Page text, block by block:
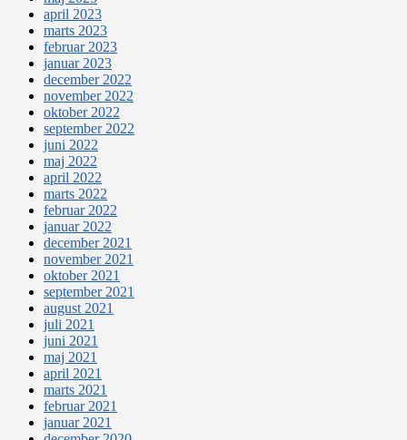
april 2023
marts 2023
februar 2023
januar 2023
december 2022
november 2022
oktober 2022
september 2022
juni 2022
maj 2022
april 2022
marts 2022
februar 2022
januar 2022
december 2021
november 2021
oktober 2021
september 2021
august 2021
juli 2021
juni 2021
maj 2021
april 2021
marts 2021
februar 2021
januar 2021